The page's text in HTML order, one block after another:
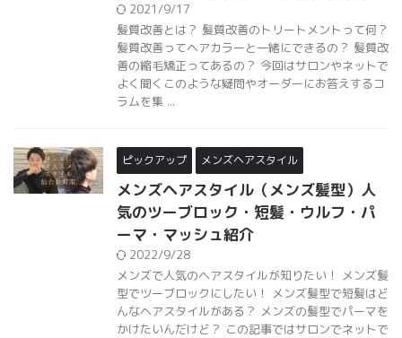
2021/9/17
髪質改善とは？ 髪質改善のトリートメントって何？
髪質改善ってヘアカラーと一緒にできるの？ 髪質改
善の縮毛矯正ってあるの？ 今回はサロンやネットで
よく聞くこのような疑問やオーダーにお答えするコ
ラムを集 ...
ピックアップ メンズヘアスタイル
メンズヘアスタイル（メンズ髪型）人
気のツーブロック・短髪・ウルフ・パ
ーマ・マッシュ紹介
2022/9/28
メンズで人気のヘアスタイルが知りたい！ メンズ髪
型でツーブロックにしたい！ メンズ髪型で短髪はど
んなヘアスタイルがある？ メンズの髪型でパーマを
かけたいんだけど？ この記事ではサロンでネットで